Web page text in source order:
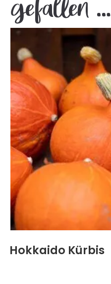
Hokkaido Kürbis